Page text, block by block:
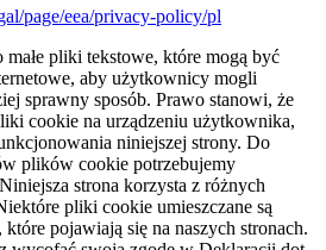
page/eea/privacy-policy/pl
pliki tekstowe, które mogą być
aby użytkownicy mogli
sprawny sposób. Prawo stanowi, że
cookie na urządzeniu użytkownika,
niniejszej strony. Do
plików cookie potrzebujemy
strona korzysta z różnych
pliki cookie umieszczane są
które pojawiają się na naszych stronach.